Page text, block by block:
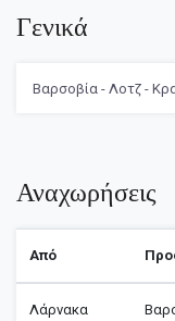
Γενικά
Βαρσοβία - Λοτζ -
Αναχωρήσεις
Από
Λάρνακα